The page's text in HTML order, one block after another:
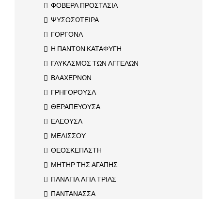
ΦΟΒΕΡΑ ΠΡΟΣΤΑΣΙΑ
ΨΥΣΟΣΩΤΕΙΡΑ
ΓΟΡΓΟΝΑ
Η ΠΑΝΤΩΝ ΚΑΤΑΦΥΓΗ
ΓΛΥΚΑΣΜΟΣ ΤΩΝ ΑΓΓΕΛΩΝ
ΒΛΑΧΕΡΝΩΝ
ΓΡΗΓΟΡΟΥΣΑ
ΘΕΡΑΠΕΥΟΥΣΑ
ΕΛΕΟΥΣΑ
ΜΕΛΙΣΣΟΥ
ΘΕΟΣΚΕΠΑΣΤΗ
ΜΗΤΗΡ ΤΗΣ ΑΓΑΠΗΣ
ΠΑΝΑΓΙΑ ΑΓΙΑ ΤΡΙΑΣ
ΠΑΝΤΑΝΑΣΣΑ